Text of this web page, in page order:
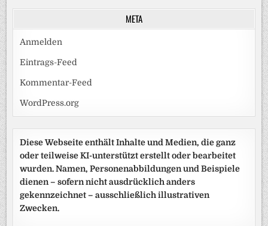
META
Anmelden
Eintrags-Feed
Kommentar-Feed
WordPress.org
Diese Webseite enthält Inhalte und Medien, die ganz
oder teilweise KI-unterstützt erstellt oder bearbeitet
wurden. Namen, Personenabbildungen und Beispiele
dienen – sofern nicht ausdrücklich anders
gekennzeichnet – ausschließlich illustrativen
Zwecken.